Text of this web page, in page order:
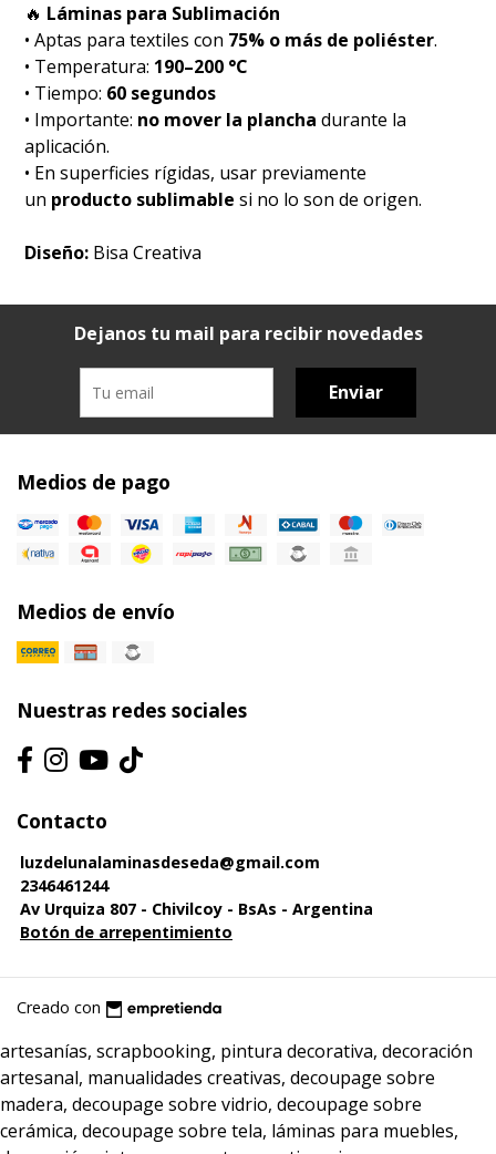
🔥 Láminas para Sublimación
• Aptas para textiles con 75% o más de poliéster.
• Temperatura: 190–200 °C
• Tiempo: 60 segundos
• Importante: no mover la plancha durante la
aplicación.
• En superficies rígidas, usar previamente
un producto sublimable si no lo son de origen.
Diseño: Bisa Creativa
Dejanos tu mail para recibir novedades
Enviar
Medios de pago
Medios de envío
Nuestras redes sociales
Contacto
luzdelunalaminasdeseda@gmail.com
2346461244
Av Urquiza 807 - Chivilcoy - BsAs - Argentina
Botón de arrepentimiento
Creado con
artesanías, scrapbooking, pintura decorativa, decoración
artesanal, manualidades creativas, decoupage sobre
madera, decoupage sobre vidrio, decoupage sobre
cerámica, decoupage sobre tela, láminas para muebles,